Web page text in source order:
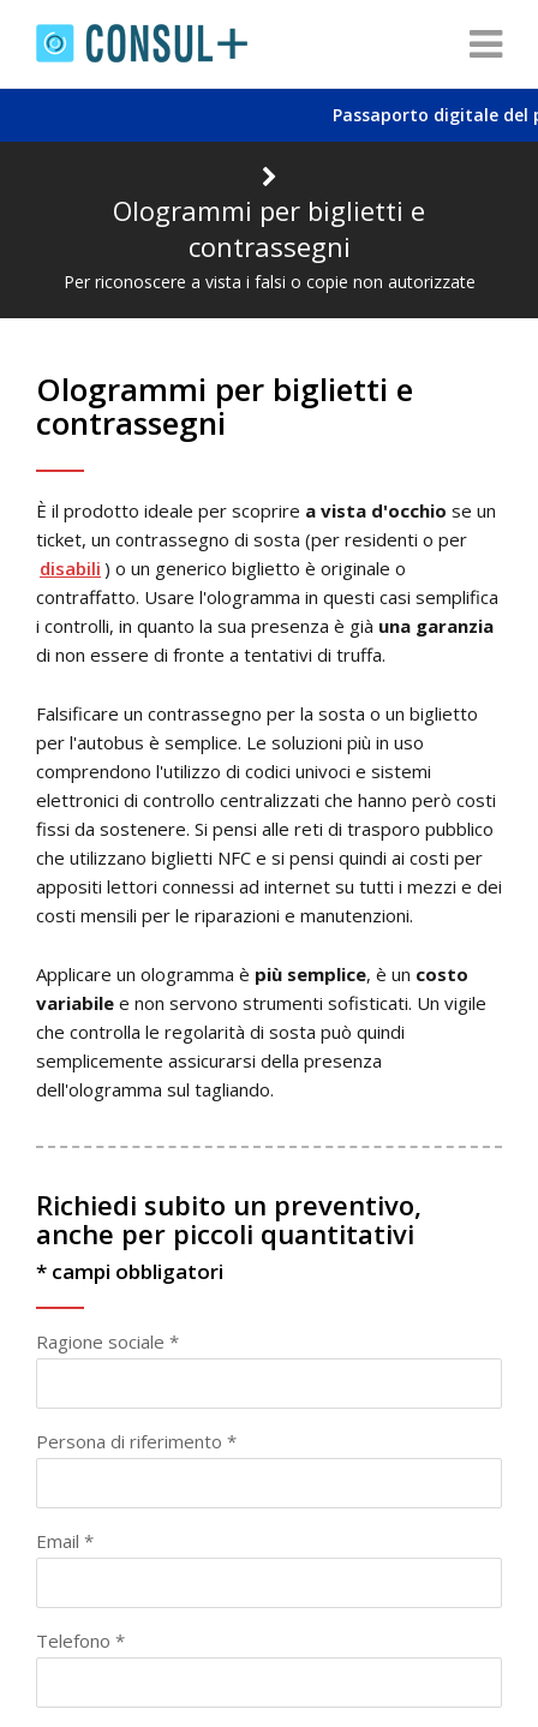
Passaporto digitale del
Ologrammi per biglietti e
contrassegni
Per riconoscere a vista i falsi o copie non autorizzate
Ologrammi per biglietti e
contrassegni
È il prodotto ideale per scoprire a vista d'occhio se un
ticket, un contrassegno di sosta (per residenti o per
disabili ) o un generico biglietto è originale o
contraffatto. Usare l'ologramma in questi casi semplifica
i controlli, in quanto la sua presenza è già una garanzia
di non essere di fronte a tentativi di truffa.
Falsificare un contrassegno per la sosta o un biglietto
per l'autobus è semplice. Le soluzioni più in uso
comprendono l'utilizzo di codici univoci e sistemi
elettronici di controllo centralizzati che hanno però costi
fissi da sostenere. Si pensi alle reti di trasporo pubblico
che utilizzano biglietti NFC e si pensi quindi ai costi per
appositi lettori connessi ad internet su tutti i mezzi e dei
costi mensili per le riparazioni e manutenzioni.
Applicare un ologramma è più semplice, è un costo
variabile e non servono strumenti sofisticati. Un vigile
che controlla le regolarità di sosta può quindi
semplicemente assicurarsi della presenza
dell'ologramma sul tagliando.
Richiedi subito un preventivo,
anche per piccoli quantitativi
* campi obbligatori
Ragione sociale *
Persona di riferimento *
Email *
Telefono *